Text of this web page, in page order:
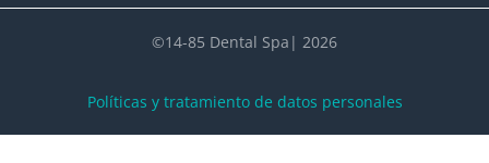
©14-85 Dental Spa| 2026
Políticas y tratamiento de datos personales